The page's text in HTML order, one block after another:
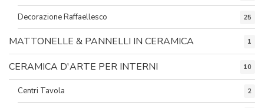
Decorazione Raffaellesco 25
MATTONELLE & PANNELLI IN CERAMICA 1
CERAMICA D'ARTE PER INTERNI 10
Centri Tavola 2